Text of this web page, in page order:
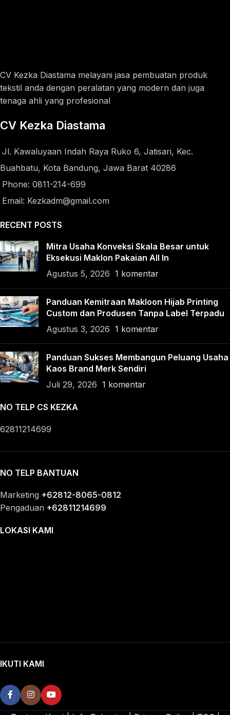
CV Kezka Diastama melayani jasa pembuatan produk
tekstil anda dengan peralatan yang modern dan juga
tenaga ahli yang profesional
CV Kezka Diastama
Jl. Kawaluyaan Indah Raya Ruko 6, Jatisari, Kec.
Buahbatu, Kota Bandung, Jawa Barat 40286
Phone: 0811-214-699
Email: Kezkadm@gmail.com
RECENT POSTS
Mitra Usaha Konveksi Skala Besar untuk
Eksekusi Maklon Pakaian All In
Agustus 5, 2026 1 komentar
Panduan Kemitraan Makloon Hijab Printing
Custom dan Produsen Tanpa Label Terpadu
Agustus 3, 2026 1 komentar
Panduan Sukses Membangun Peluang Usaha
Kaos Brand Merk Sendiri
Juli 29, 2026 1 komentar
NO TELP CS KEZKA
62811214699
NO TELP BANTUAN
Marketing +62812-8065-0812
Pengaduan +62811214699
LOKASI KAMI
IKUTI KAMI